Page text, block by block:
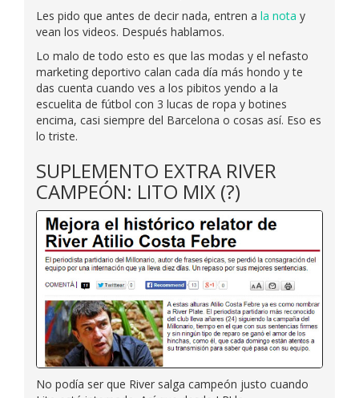
Les pido que antes de decir nada, entren a la nota y
vean los videos. Después hablamos.
Lo malo de todo esto es que las modas y el nefasto
marketing deportivo calan cada día más hondo y te
das cuenta cuando ves a los pibitos yendo a la
escuelita de fútbol con 3 lucas de ropa y botines
encima, casi siempre del Barcelona o cosas así. Eso es
lo triste.
SUPLEMENTO EXTRA RIVER
CAMPEÓN: LITO MIX (?)
No podía ser que River salga campeón justo cuando